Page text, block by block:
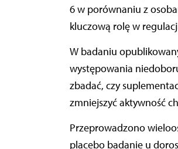
6 w porównaniu z
kluczową rolę w
W badaniu
występowania
zbadać, czy
zmniejszyć aktywność
Przeprowadzono
placebo badanie u